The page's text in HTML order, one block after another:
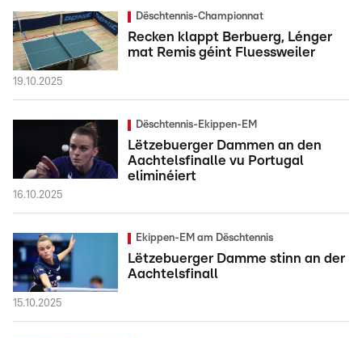
Dëschtennis-Championnat
Recken klappt Berbuerg, Lénger
mat Remis géint Fluessweiler
19.10.2025
Dëschtennis-Ekippen-EM
Lëtzebuerger Dammen an den
Aachtelsfinalle vu Portugal
eliminéiert
16.10.2025
Ekippen-EM am Dëschtennis
Lëtzebuerger Damme stinn an der
Aachtelsfinall
15.10.2025